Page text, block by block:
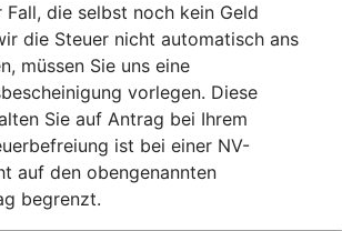
die selbst noch kein Geld
die Steuer nicht automatisch ans
müssen Sie uns eine
vorlegen. Diese
Sie auf Antrag bei Ihrem
ist bei einer NV-
auf den obengenannten
begrenzt.